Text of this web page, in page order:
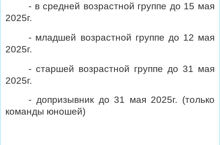
- в средней возрастной группе до 15 мая
2025г.
- младшей возрастной группе до 12 мая
2025г.
- старшей возрастной группе до 31 мая
2025г.
- допризывник до 31 мая 2025г. (только
команды юношей)